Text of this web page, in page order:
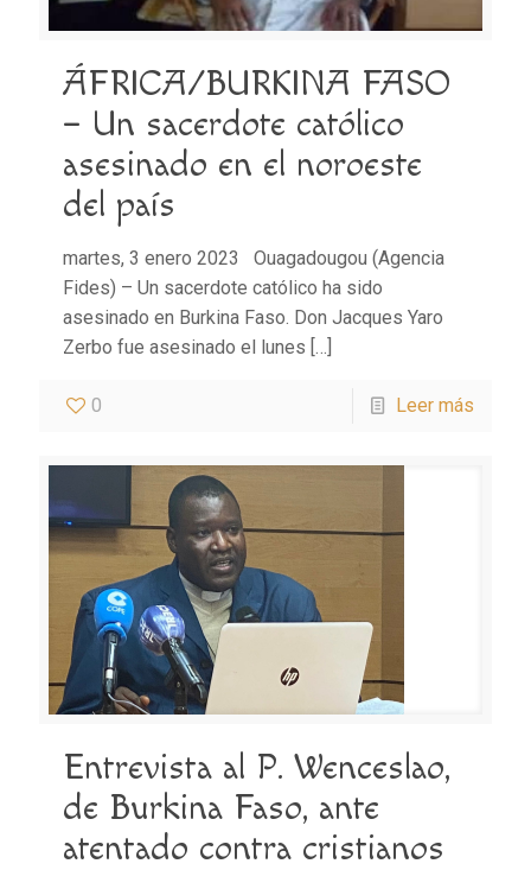
ÁFRICA/BURKINA FASO
– Un sacerdote católico
asesinado en el noroeste
del país
martes, 3 enero 2023 Ouagadougou (Agencia
Fides) – Un sacerdote católico ha sido
asesinado en Burkina Faso. Don Jacques Yaro
Zerbo fue asesinado el lunes […]
0 Leer más
Entrevista al P. Wenceslao,
de Burkina Faso, ante
atentado contra cristianos